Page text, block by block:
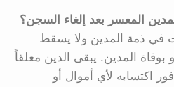
في ذمة المدين ولا يسقط
بوفاة المدين. يبقى الدين معلقاً
اكتسابه لأي أموال أو